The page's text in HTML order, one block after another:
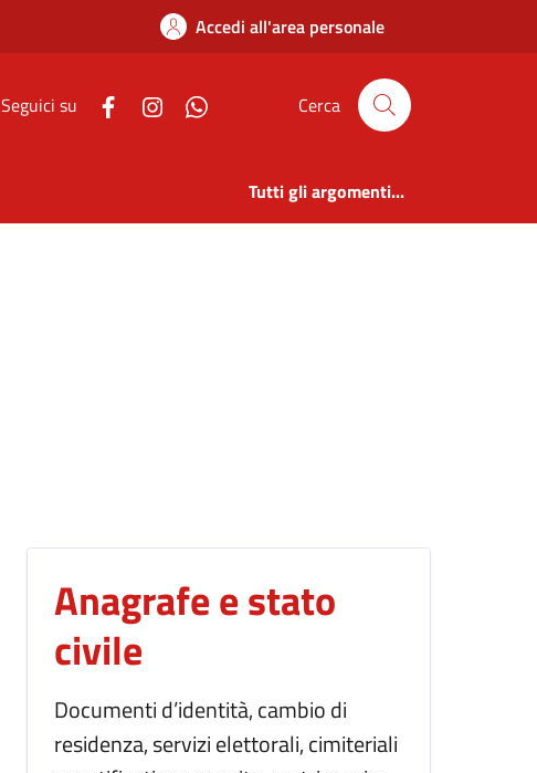
Accedi all'area personale
Seguici su Cerca
Tutti gli argomenti...
Anagrafe e stato
civile
Documenti d’identità, cambio di
residenza, servizi elettorali, cimiteriali